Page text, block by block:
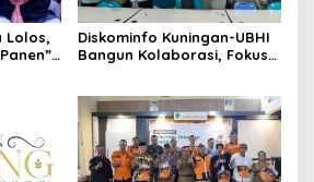
Lolos,
Diskominfo Kuningan-UBHI
Bangun Kolaborasi, Fokus